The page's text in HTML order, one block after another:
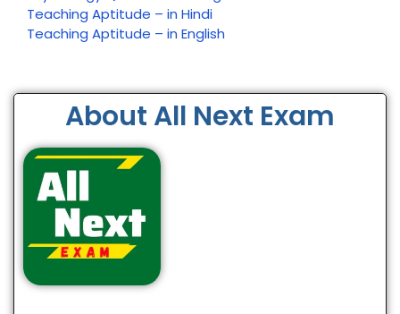
Teaching Aptitude – in Hindi
Teaching Aptitude – in English
About All Next Exam